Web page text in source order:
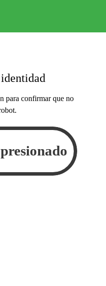
para confirmar que no